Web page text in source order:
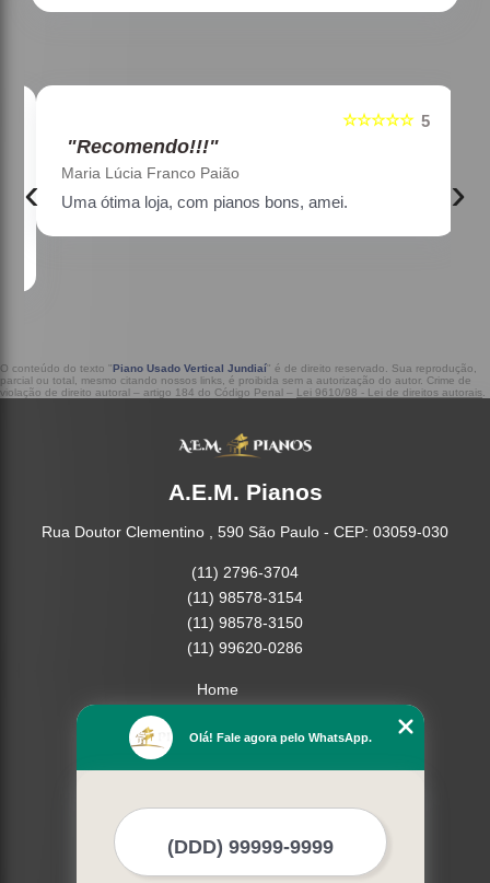
5
☆☆☆☆☆
"Recomendo!!!"
Maria Lúcia Franco Paião
Uma ótima loja, com pianos bons, amei.
‹ ›
O conteúdo do texto "Piano Usado Vertical Jundiaí" é de direito reservado. Sua reprodução,
parcial ou total, mesmo citando nossos links, é proibida sem a autorização do autor. Crime de
violação de direito autoral – artigo 184 do Código Penal – Lei 9610/98 - Lei de direitos autorais
A.E.M. Pianos
Rua Doutor Clementino , 590 São Paulo - CEP: 03059-030
(11) 2796-3704
(11) 98578-3154
(11) 98578-3150
(11) 99620-0286
Home
Missão
Mais Serviços
Olá! Fale agora pelo WhatsApp.